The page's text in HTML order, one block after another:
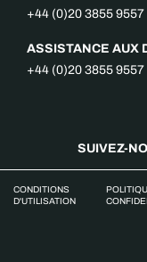
+44 (0)20 3855 9557
ASSISTANCE AUX
+44 (0)20 3855 9557
SUIVEZ-
CONDITIONS
D'UTILISATION